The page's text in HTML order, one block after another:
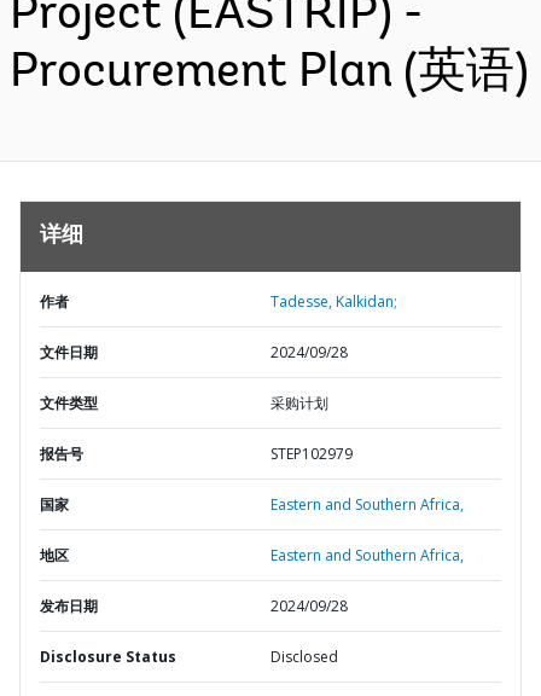
Project (EASTRIP) -
Procurement Plan (英语)
详细
作者 Tadesse, Kalkidan;
文件日期 2024/09/28
文件类型 采购计划
报告号 STEP102979
国家 Eastern and Southern Africa,
地区 Eastern and Southern Africa,
发布日期 2024/09/28
Disclosure Status Disclosed